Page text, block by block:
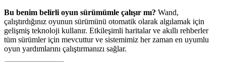
Bu benim belirli oyun sürümümle çalışır mı? Wand,
çalıştırdığınız oyunun sürümünü otomatik olarak algılamak için
gelişmiş teknoloji kullanır. Etkileşimli haritalar ve akıllı rehberler
tüm sürümler için mevcuttur ve sistemimiz her zaman en uyumlu
oyun yardımlarını çalıştırmanızı sağlar.